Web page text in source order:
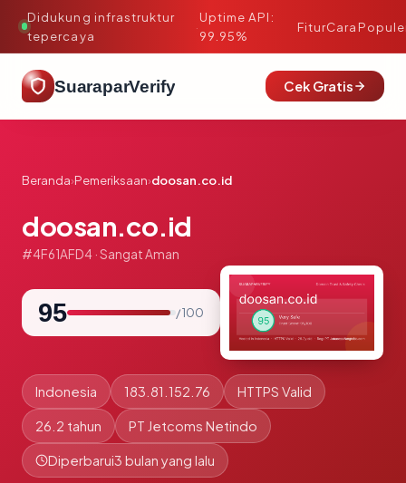
Didukung infrastruktur
tepercaya
·
Uptime API:
99.95%
FiturCara
SuaraparVerify Cek Gratis
Beranda›Pemeriksaan›doosan.co.id
doosan.co.id
#4F61AFD4 · Sangat Aman
95 / 100
Indonesia 183.81.152.76 HTTPS Valid
26.2 tahun PT Jetcoms Netindo
Diperbarui3 bulan yang lalu